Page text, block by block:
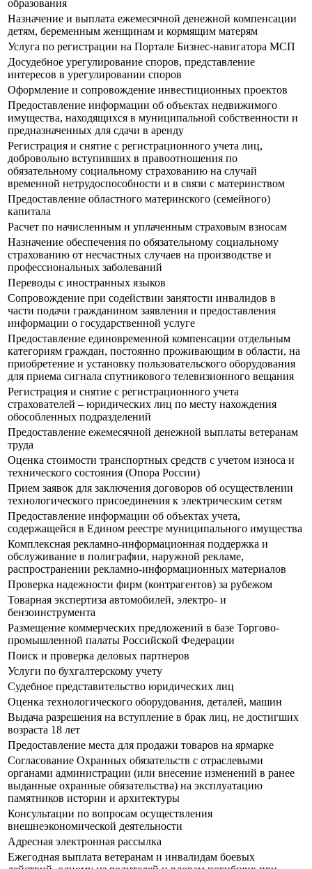
образования
Назначение и выплата ежемесячной денежной компенсации
детям, беременным женщинам и кормящим матерям
Услуга по регистрации на Портале Бизнес-навигатора МСП
Досудебное урегулирование споров, представление
интересов в урегулировании споров
Оформление и сопровождение инвестиционных проектов
Предоставление информации об объектах недвижимого
имущества, находящихся в муниципальной собственности и
предназначенных для сдачи в аренду
Регистрация и снятие с регистрационного учета лиц,
добровольно вступивших в правоотношения по
обязательному социальному страхованию на случай
временной нетрудоспособности и в связи с материнством
Предоставление областного материнского (семейного)
капитала
Расчет по начисленным и уплаченным страховым взносам
Назначение обеспечения по обязательному социальному
страхованию от несчастных случаев на производстве и
профессиональных заболеваний
Переводы с иностранных языков
Сопровождение при содействии занятости инвалидов в
части подачи гражданином заявления и предоставления
информации о государственной услуге
Предоставление единовременной компенсации отдельным
категориям граждан, постоянно проживающим в области, на
приобретение и установку пользовательского оборудования
для приема сигнала спутникового телевизионного вещания
Регистрация и снятие с регистрационного учета
страхователей – юридических лиц по месту нахождения
обособленных подразделений
Предоставление ежемесячной денежной выплаты ветеранам
труда
Оценка стоимости транспортных средств с учетом износа и
технического состояния (Опора России)
Прием заявок для заключения договоров об осуществлении
технологического присоединения к электрическим сетям
Предоставление информации об объектах учета,
содержащейся в Едином реестре муниципального имущества
Комплексная рекламно-информационная поддержка и
обслуживание в полиграфии, наружной рекламе,
распространении рекламно-информационных материалов
Проверка надежности фирм (контрагентов) за рубежом
Товарная экспертиза автомобилей, электро- и
бензоинструмента
Размещение коммерческих предложений в базе Торгово-
промышленной палаты Российской Федерации
Поиск и проверка деловых партнеров
Услуги по бухгалтерскому учету
Судебное представительство юридических лиц
Оценка технологического оборудования, деталей, машин
Выдача разрешения на вступление в брак лиц, не достигших
возраста 18 лет
Предоставление места для продажи товаров на ярмарке
Согласование Охранных обязательств с отраслевыми
органами администрации (или внесение изменений в ранее
выданные охранные обязательства) на эксплуатацию
памятников истории и архитектуры
Консультации по вопросам осуществления
внешнеэкономической деятельности
Адресная электронная рассылка
Ежегодная выплата ветеранам и инвалидам боевых